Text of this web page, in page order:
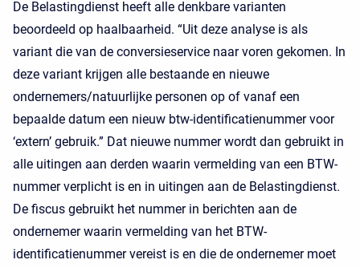
De Belastingdienst heeft alle denkbare varianten
beoordeeld op haalbaarheid. “Uit deze analyse is als
variant die van de conversieservice naar voren gekomen. In
deze variant krijgen alle bestaande en nieuwe
ondernemers/natuurlijke personen op of vanaf een
bepaalde datum een nieuw btw-identificatienummer voor
‘extern’ gebruik.” Dat nieuwe nummer wordt dan gebruikt in
alle uitingen aan derden waarin vermelding van een BTW-
nummer verplicht is en in uitingen aan de Belastingdienst.
De fiscus gebruikt het nummer in berichten aan de
ondernemer waarin vermelding van het BTW-
identificatienummer vereist is en die de ondernemer moet